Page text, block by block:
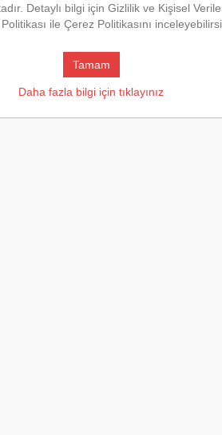
Detaylı bilgi için Gizlilik ve Kişisel
ile Çerez Politikasını
Tamam
Daha fazla bilgi için tıklayınız